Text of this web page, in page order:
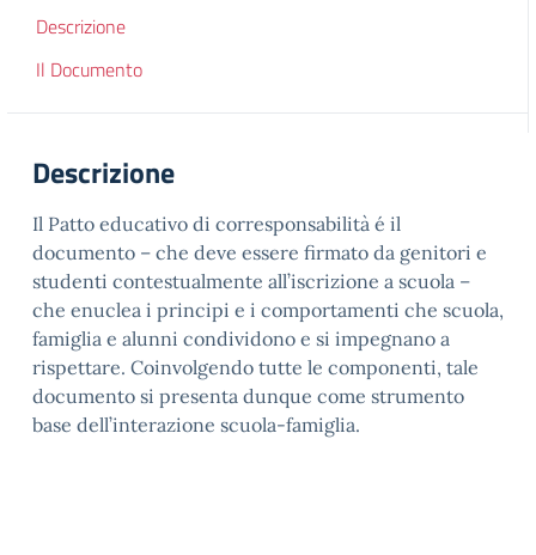
Descrizione
Il Documento
Descrizione
Il Patto educativo di corresponsabilità é il
documento – che deve essere firmato da genitori e
studenti contestualmente all’iscrizione a scuola –
che enuclea i principi e i comportamenti che scuola,
famiglia e alunni condividono e si impegnano a
rispettare. Coinvolgendo tutte le componenti, tale
documento si presenta dunque come strumento
base dell’interazione scuola-famiglia.